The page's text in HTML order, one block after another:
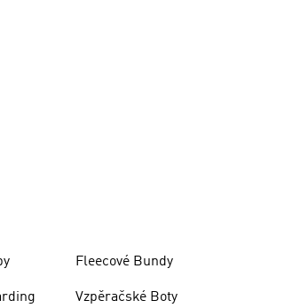
Fleecové Bundy
Vzpěračské Boty